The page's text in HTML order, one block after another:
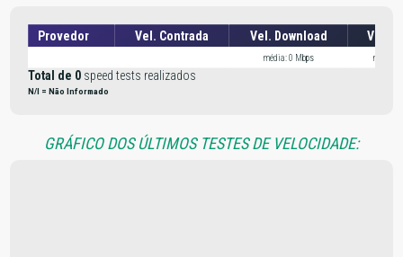
Provedor Vel. Contrada Vel. Download Vel.
média: 0 Mbps média:
Total de 0 speed tests realizados
N/I = Não Informado
GRÁFICO DOS ÚLTIMOS TESTES DE VELOCIDADE: